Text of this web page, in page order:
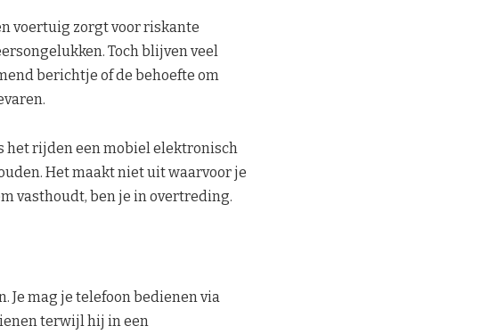
voertuig zorgt voor riskante
Toch blijven veel
berichtje of de behoefte om
het rijden een mobiel elektronisch
Het maakt niet uit waarvoor je
vasthoudt, ben je in overtreding.
mag je telefoon bedienen via
terwijl hij in een